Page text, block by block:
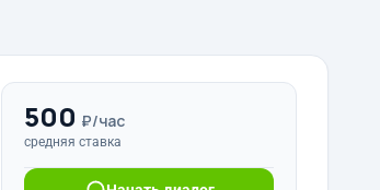
500 ₽/час
средняя ставка